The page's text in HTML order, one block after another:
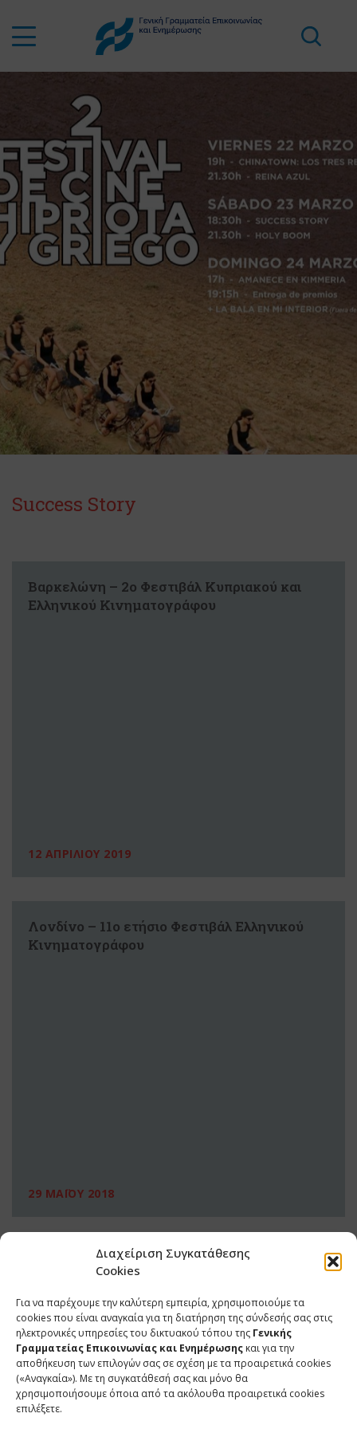
Διαχείριση Συγκατάθεσης
Cookies
Για να παρέχουμε την καλύτερη εμπειρία, χρησιμοποιούμε τα
cookies που είναι αναγκαία για τη διατήρηση της σύνδεσής σας στις
ηλεκτρονικές υπηρεσίες του δικτυακού τόπου της Γενικής
Γραμματείας Επικοινωνίας και Ενημέρωσης και για την
αποθήκευση των επιλογών σας σε σχέση με τα προαιρετικά cookies
(«Αναγκαία»). Με τη συγκατάθεσή σας και μόνο θα
χρησιμοποιήσουμε όποια από τα ακόλουθα προαιρετικά cookies
επιλέξετε.
Success Story
Βαρκελώνη – 2ο Φεστιβάλ Κυπριακού και
Ελληνικού Κινηματογράφου
12 ΑΠΡΙΛΙΟΥ 2019
Λονδίνο – 11ο ετήσιο Φεστιβάλ Ελληνικού
Κινηματογράφου
29 ΜΑΪΟΥ 2018
ΕΠΙΚΟΙΝΩΝΙΑ
Φραγκούδη 11 & Αλεξάνδρου Πάντου